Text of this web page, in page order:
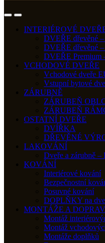
INTERIÉROVÉ
DVEŘE dřevěné
DVEŘE dřevěné
DVEŘE Premium
VCHODOVÉ DVEŘE
Vchodové dveře
Vstupní bytové
ZÁRUBNĚ
ZÁRUBEŇ
ZÁRUBEŇ
OSTATNÍ DVEŘE
DVÍŘKA
DŘEVĚNÉ
LAKOVÁNÍ
Dveře a zárubně –
KOVÁNÍ
Interiérové kování
Bezpečnostní
Posuvné kování
DOPLŇKY na
MONTÁŽE A
Montáž
Montáž
Montáže doplňků